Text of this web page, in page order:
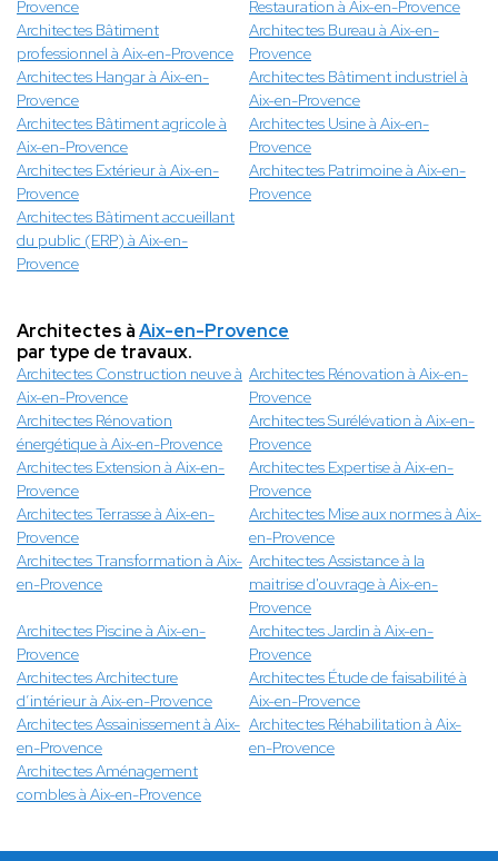
Provence
Restauration à Aix-en-Provence
Architectes Bâtiment
professionnel à Aix-en-Provence
Architectes Bureau à Aix-en-
Provence
Architectes Hangar à Aix-en-
Provence
Architectes Bâtiment industriel à
Aix-en-Provence
Architectes Bâtiment agricole à
Aix-en-Provence
Architectes Usine à Aix-en-
Provence
Architectes Extérieur à Aix-en-
Provence
Architectes Patrimoine à Aix-en-
Provence
Architectes Bâtiment accueillant
du public (ERP) à Aix-en-
Provence
Architectes àAix-en-Provence
par type de travaux.
Architectes Construction neuve à
Aix-en-Provence
Architectes Rénovation à Aix-en-
Provence
Architectes Rénovation
énergétique à Aix-en-Provence
Architectes Surélévation à Aix-en-
Provence
Architectes Extension à Aix-en-
Provence
Architectes Expertise à Aix-en-
Provence
Architectes Terrasse à Aix-en-
Provence
Architectes Mise aux normes à Aix-
en-Provence
Architectes Transformation à Aix-
en-Provence
Architectes Assistance à la
maitrise d'ouvrage à Aix-en-
Provence
Architectes Piscine à Aix-en-
Provence
Architectes Jardin à Aix-en-
Provence
Architectes Architecture
d’intérieur à Aix-en-Provence
Architectes Étude de faisabilité à
Aix-en-Provence
Architectes Assainissement à Aix-
en-Provence
Architectes Réhabilitation à Aix-
en-Provence
Architectes Aménagement
combles à Aix-en-Provence